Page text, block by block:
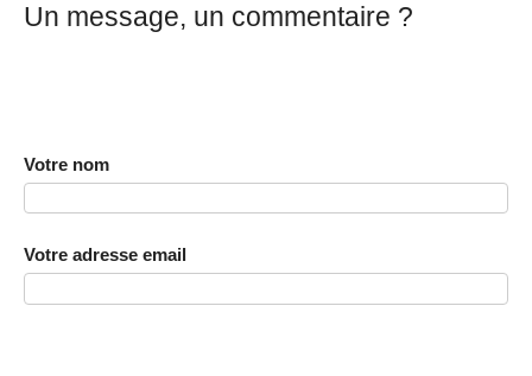
Un message, un commentaire ?
Votre nom
Votre adresse email